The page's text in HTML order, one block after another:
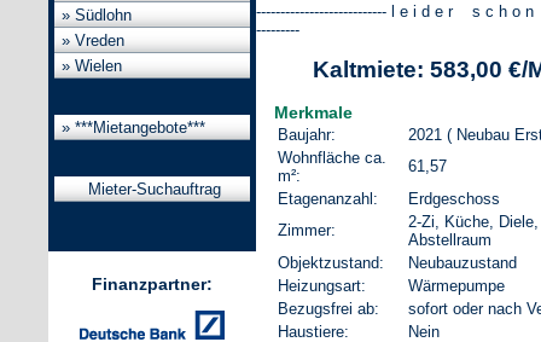
» Südlohn
» Vreden
» Wielen
» ***Mietangebote***
Mieter-Suchauftrag
Finanzpartner:
---------------------------- l e i d e r s c h o
----------
Kaltmiete: 583,00 €/
Merkmale
Baujahr:
2021 ( Neubau
Wohnfläche ca.
m²:
61,57
Etagenanzahl:
Erdgeschoss
Zimmer:
2-Zi, Küche,
Abstellraum
Objektzustand:
Neubauzustand
Heizungsart:
Wärmepumpe
Bezugsfrei ab:
sofort oder nach
Haustiere:
Nein